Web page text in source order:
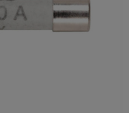
CAT II/1000 VCAT III/1000